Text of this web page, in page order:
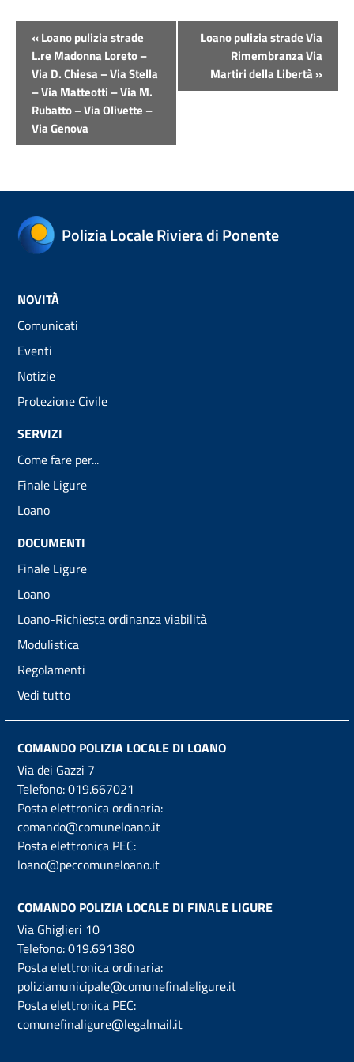
Evento
Navigazione
«Loano pulizia strade
L.re Madonna Loreto –
Via D. Chiesa – Via Stella
– Via Matteotti – Via M.
Rubatto – Via Olivette –
Via Genova
Loano pulizia strade Via
Rimembranza Via
Martiri della Libertà»
Polizia Locale Riviera di Ponente
NOVITÀ
Comunicati
Eventi
Notizie
Protezione Civile
SERVIZI
Come fare per...
Finale Ligure
Loano
DOCUMENTI
Finale Ligure
Loano
Loano-Richiesta ordinanza viabilità
Modulistica
Regolamenti
Vedi tutto
COMANDO POLIZIA LOCALE DI LOANO
Via dei Gazzi 7
Telefono:019.667021
Posta elettronica ordinaria:
comando@comuneloano.it
Posta elettronica PEC:
loano@peccomuneloano.it
COMANDO POLIZIA LOCALE DI FINALE LIGURE
Via Ghiglieri 10
Telefono:019.691380
Posta elettronica ordinaria:
poliziamunicipale@comunefinaleligure.it
Posta elettronica PEC:
comunefinaligure@legalmail.it